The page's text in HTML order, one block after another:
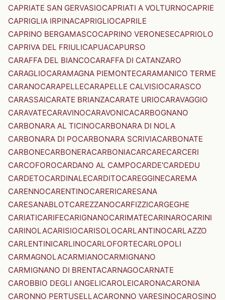
CAPRIATE SAN GERVASIOCAPRIATI A VOLTURNOCAPRIE
CAPRIGLIA IRPINACAPRIGLIOCAPRILE
CAPRINO BERGAMASCOCAPRINO VERONESECAPRIOLO
CAPRIVA DEL FRIULICAPUACAPURSO
CARAFFA DEL BIANCOCARAFFA DI CATANZARO
CARAGLIOCARAMAGNA PIEMONTECARAMANICO TERME
CARANOCARAPELLECARAPELLE CALVISIOCARASCO
CARASSAICARATE BRIANZACARATE URIOCARAVAGGIO
CARAVATECARAVINOCARAVONICACARBOGNANO
CARBONARA AL TICINOCARBONARA DI NOLA
CARBONARA DI POCARBONARA SCRIVIACARBONATE
CARBONECARBONERACARBONIACARCARECARCERI
CARCOFOROCARDANO AL CAMPOCARDE'CARDEDU
CARDETOCARDINALECARDITOCAREGGINECAREMA
CARENNOCARENTINOCARERICARESANA
CARESANABLOTCAREZZANOCARFIZZICARGEGHE
CARIATICARIFECARIGNANOCARIMATECARINAROCARINI
CARINOLACARISIOCARISOLOCARLANTINOCARLAZZO
CARLENTINICARLINOCARLOFORTECARLOPOLI
CARMAGNOLACARMIANOCARMIGNANO
CARMIGNANO DI BRENTACARNAGOCARNATE
CAROBBIO DEGLI ANGELICAROLEICARONACARONIA
CARONNO PERTUSELLACARONNO VARESINOCAROSINO